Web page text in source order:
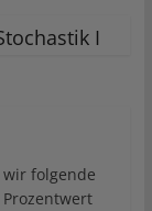
I
folgende